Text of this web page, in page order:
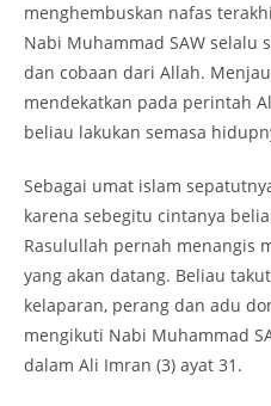
menghembuskan nafas
Nabi Muhammad SAW selalu
dan cobaan dari Allah.
mendekatkan pada perintah
beliau lakukan semasa
Sebagai umat islam
karena sebegitu cintanya
Rasulullah pernah menangis
yang akan datang. Beliau
kelaparan, perang dan adu
mengikuti Nabi Muhammad
dalam Ali Imran (3) ayat 31.